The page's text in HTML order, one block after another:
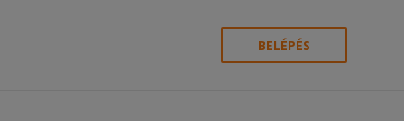
BELÉPÉS